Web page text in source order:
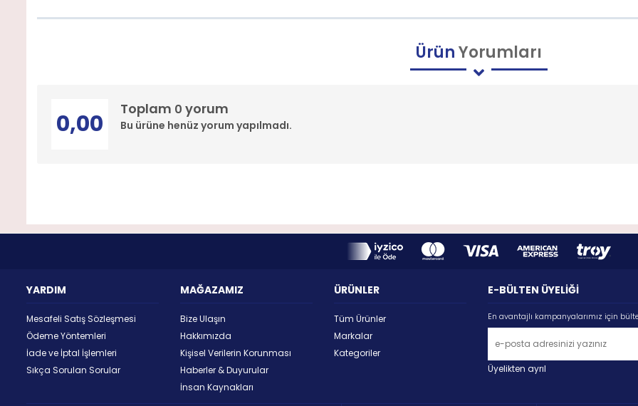
ÜrünYorumları
Toplam 0 yorum
Bu ürüne henüz yorum yapılmadı.
0,00
YARDIM
Mesafeli Satış Sözleşmesi
Ödeme Yöntemleri
İade ve İptal İşlemleri
Sıkça Sorulan Sorular
MAĞAZAMIZ
Bize Ulaşın
Hakkımızda
Kişisel Verilerin Korunması
Haberler & Duyurular
İnsan Kaynakları
ÜRÜNLER
Tüm Ürünler
Markalar
Kategoriler
E-BÜLTEN ÜYELİĞİ
En avantajlı kampanyalarımız için
Üyelikten ayrıl